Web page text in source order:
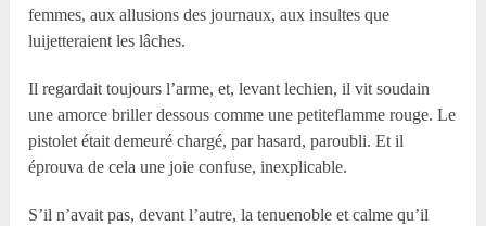
femmes, aux allusions des journaux, aux insultes que
luijetteraient les lâches.
Il regardait toujours l’arme, et, levant lechien, il vit soudain
une amorce briller dessous comme une petiteflamme rouge. Le
pistolet était demeuré chargé, par hasard, paroubli. Et il
éprouva de cela une joie confuse, inexplicable.
S’il n’avait pas, devant l’autre, la tenuenoble et calme qu’il